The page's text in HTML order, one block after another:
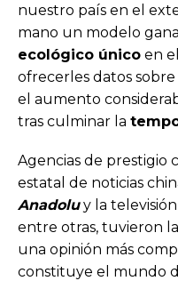
nuestro país en el
mano un modelo
ecológico único en
ofrecerles datos
el aumento
tras culminar la
Agencias de prestigio
estatal de noticias
Anadoluy la
entre otras, tuvieron
una opinión más
constituye el mundo